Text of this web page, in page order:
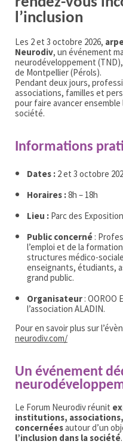
l’inclusion
Les 2 et 3 octobre 2026,
Neurodiv, un événement
neurodéveloppement
de Montpellier (Pérols).
Pendant deux jours,
associations, familles et
pour faire avancer ensemble
société.
Informations
Dates : 2 et 3 octobre
Horaires :8h – 18h
Lieu : Parc des
Public concerné :
l’emploi et de la
structures médico-
enseignants, étudiants,
grand public.
Organisateur : OOROO
l’association ALADIN.
Pour en savoir plus sur
neurodiv.com/
Un événement
Le Forum Neurodiv réunit
institutions,
concernéesautour d’un
l’inclusion dans la société.